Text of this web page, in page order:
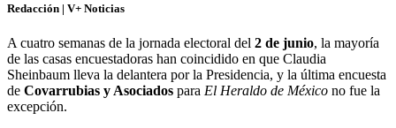
Redacción | V+ Noticias
A cuatro semanas de la jornada electoral del 2 de junio, la mayoría
de las casas encuestadoras han coincidido en que Claudia
Sheinbaum lleva la delantera por la Presidencia, y la última encuesta
de Covarrubias y Asociados para El Heraldo de México no fue la
excepción.